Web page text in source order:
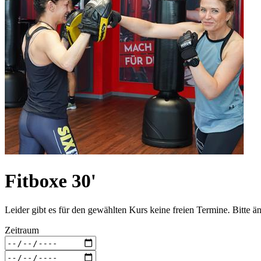
Fitboxe 30'
Leider gibt es für den gewählten Kurs keine freien Termine. Bitte
Zeitraum